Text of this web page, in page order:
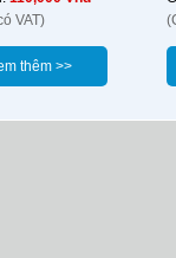
VAT)
thêm >>